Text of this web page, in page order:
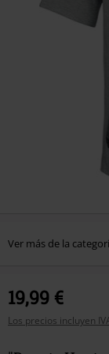
Ver más de la
19,99 €
Los precios incluyen